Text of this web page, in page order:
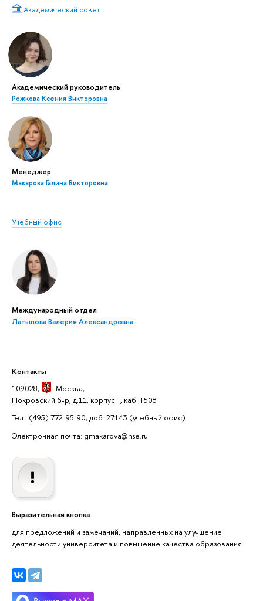
Академический совет
Академический руководитель
Рожкова Ксения Викторовна
Менеджер
Макарова Галина Викторовна
Учебный офис
Международный отдел
Латыпова Валерия Александровна
Контакты
109028,
Москва,
Покровский б-р, д.11, корпус Т, каб. Т508
Тел.: (495) 772-95-90, доб. 27143 (учебный офис)
Электронная почта: gmakarova@hse.ru
Выразительная кнопка
для предложений и замечаний, направленных на улучшение
деятельности университета и повышение качества образования